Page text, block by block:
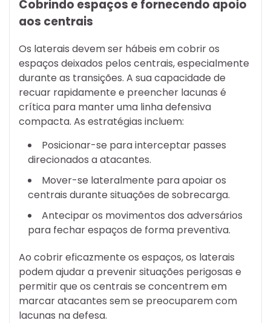
Cobrindo espaços e fornecendo apoio
aos centrais
Os laterais devem ser hábeis em cobrir os
espaços deixados pelos centrais, especialmente
durante as transições. A sua capacidade de
recuar rapidamente e preencher lacunas é
crítica para manter uma linha defensiva
compacta. As estratégias incluem:
Posicionar-se para interceptar passes
direcionados a atacantes.
Mover-se lateralmente para apoiar os
centrais durante situações de sobrecarga.
Antecipar os movimentos dos adversários
para fechar espaços de forma preventiva.
Ao cobrir eficazmente os espaços, os laterais
podem ajudar a prevenir situações perigosas e
permitir que os centrais se concentrem em
marcar atacantes sem se preocuparem com
lacunas na defesa.